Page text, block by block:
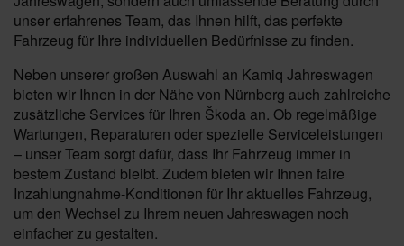
unser erfahrenes Team, das Ihnen hilft, das perfekte
Fahrzeug für Ihre individuellen Bedürfnisse zu finden.
Neben unserer großen Auswahl an Kamiq Jahreswagen
bieten wir Ihnen in der Nähe von Nürnberg auch zahlreiche
zusätzliche Services für Ihren Škoda an. Ob regelmäßige
Wartungen, Reparaturen oder spezielle Serviceleistungen
– unser Team sorgt dafür, dass Ihr Fahrzeug immer in
bestem Zustand bleibt. Zudem bieten wir Ihnen faire
Inzahlungnahme-Konditionen für Ihr aktuelles Fahrzeug,
um den Wechsel zu Ihrem neuen Jahreswagen noch
einfacher zu gestalten.